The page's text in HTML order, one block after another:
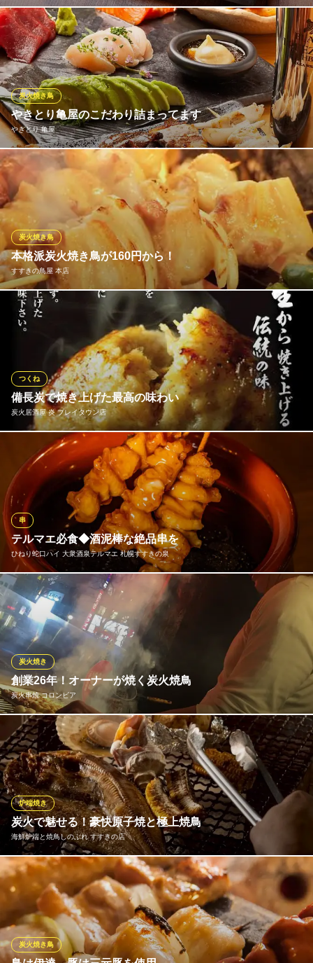
１貫からでも盛り合わせでも楽しめちゃうてっちゃんのお寿司！
揚げたて串揚げ 大衆串横丁てっちゃん すすきの店
揚げたて串揚げと焼き鳥
札幌市営地下鉄南北線すすきの駅 徒歩1分
北海道札幌市中央区南4条西4-7 松岡ビル1F
やきとり亀屋のこだわり詰まってます
やきとり 亀屋
炭火焼き鳥
やきとり亀屋のおすすめばかりを集めた満足間違いなしのコース
です！！！
やきとり 亀屋
テレビ付個室で本格焼鳥
札幌市営地下鉄南北線すすきの駅 徒歩3分
北海道札幌市中央区南6条西4-5-27 ホワイトビル3F
本格派炭火焼き鳥が160円から！
すすきの鳥屋 本店
炭火焼き鳥
手打ちにこだわって毎日仕込みをしている焼鳥は絶品です！ この
美味しさを朝まで楽しめるのは「すすきの鳥屋」だけです！！
すすきの鳥屋 本店
本格焼鳥と掘り炬燵宴会
札幌市電山鼻線資生館小学校前駅 徒歩3分
北海道札幌市中央区南5条西5 第3旭観光ビル1F
備長炭で焼き上げた最高の味わい
炭火居酒屋 炎 プレイタウン店
つくね
北海道の自社契約養鶏場で約40日かけて、つくねに最適な若鶏を
育成。八種のスパイスを練り込み、柔らかくジューシーに仕上げ
た自慢のつくねを、一本一本手仕事で丁寧に焼き上げています。
炭火居酒屋 炎 プレイタウン店
北海道食材の炭火居酒屋
札幌市営地下鉄南北線すすきの駅 徒歩2分
北海道札幌市中央区南3条西3-1-8 プレイタウンふじ井2F
テルマエ必食◆酒泥棒な絶品串を
ひねり蛇口ハイ 大衆酒泉テルマエ 札幌すすきの泉
串
テルマエの看板名物！やみつきになるおいしさをリーズナブルな
価格で。ビールと合わせても300円以内ととにかく安い！！
ひねり蛇口ハイ 大衆酒泉テルマエ 札幌すすきの泉
居酒屋
札幌市電山鼻線狸小路駅 徒歩1分
北海道札幌市中央区南3条西4-21-3 五番街ビル4F
創業26年！オーナーが焼く炭火焼鳥
炭火串焼 コロンビア
炭火焼き
常に食材へのこだわりと一本一本、丁寧に焼き上げております。
路面から見える焼き姿はすすきの名物
炭火串焼 コロンビア
炭火串焼鳥／創業26年
札幌市営地下鉄南北線すすきの駅2番出口 徒歩2分
北海道札幌市中央区南4条西4 恵愛ビル1F
炭火で魅せる！豪快原子焼と極上焼鳥
海鮮炉端と焼鳥しのぶれ すすきの店
炉端焼き
職人が備長炭の火力を素材ごとに完璧に操り、最高の状態でご提
供します。遠赤外線効果で旨味を凝縮させる「強火の炉端原子焼
き」と、鶏の水分を逃さずふっくらジューシーに仕上げる「繊細
な焼鳥の火入れ」。同じ炭火でありながら素材のポテンシャルを
最大限に引き出した、当店ならではの贅沢な逸品をご堪能くださ
い。
炭火焼き鳥